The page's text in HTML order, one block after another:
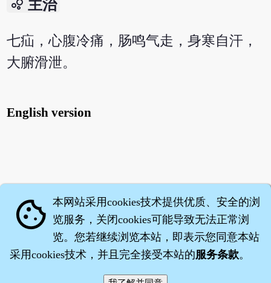
bubble_chart 主治
七疝，心腹冷痛，肠鸣气走，身寒自汗，
大腑滑泄。
English version
cookie 本网站采用cookies技术提供优质、安全的浏
览服务，关闭cookies可能导致无法正常浏
览。您若继续浏览本站，即表示您同意本站
采用cookies技术，并且完全接受本站的服务条款。